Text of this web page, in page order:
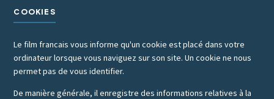
COOKIES
Le film francais vous informe qu'un cookie est placé dans votre
ordinateur lorsque vous naviguez sur son site. Un cookie ne nous
permet pas de vous identifier.
De manière générale, il enregistre des informations relatives à la